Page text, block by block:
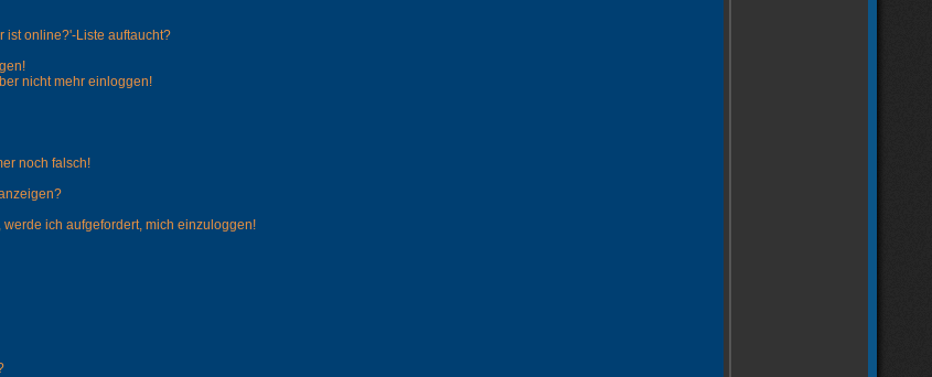
ist online?'-Liste auftaucht?
nicht mehr einloggen!
noch falsch!
ich aufgefordert, mich einzuloggen!